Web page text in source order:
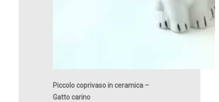
Piccolocoprivasoin ceramica –
Gatto carino